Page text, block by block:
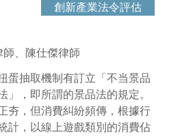
創新產業法令評估
師、陳仕傑律師
蛋抽取機制有訂立「不当景品
」，即所謂的景品法的規定。
夯，但消費糾紛頻傳，根據行
計，以線上遊戲類別的消費佔